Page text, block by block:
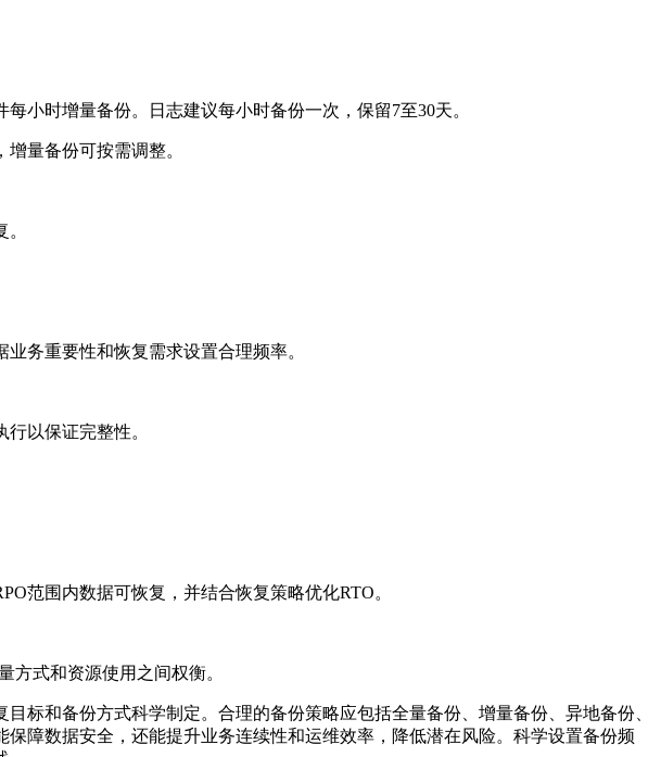
时增量备份。日志建议每小时备份一次，保留7至30天。
量备份可按需调整。
务重要性和恢复需求设置合理频率。
以保证完整性。
范围内数据可恢复，并结合恢复策略优化RTO。
式和资源使用之间权衡。
和备份方式科学制定。合理的备份策略应包括全量备份、增量备份、异地备份、
障数据安全，还能提升业务连续性和运维效率，降低潜在风险。科学设置备份频